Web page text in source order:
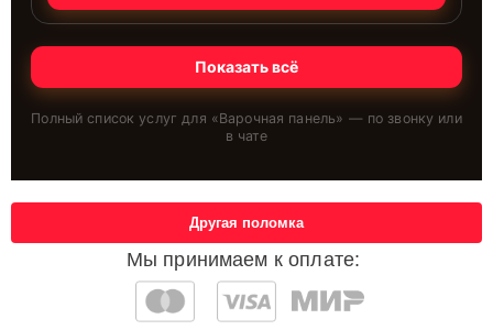
Показать всё
Полный список услуг для «Варочная панель» — по звонку или
в чате
Мы принимаем к оплате:
Другая поломка